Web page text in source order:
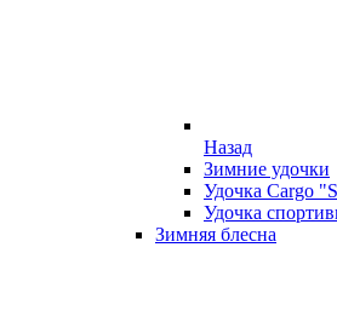
Назад
Зимние удочки
Удочка Cargo
Удочка
Зимняя блесна